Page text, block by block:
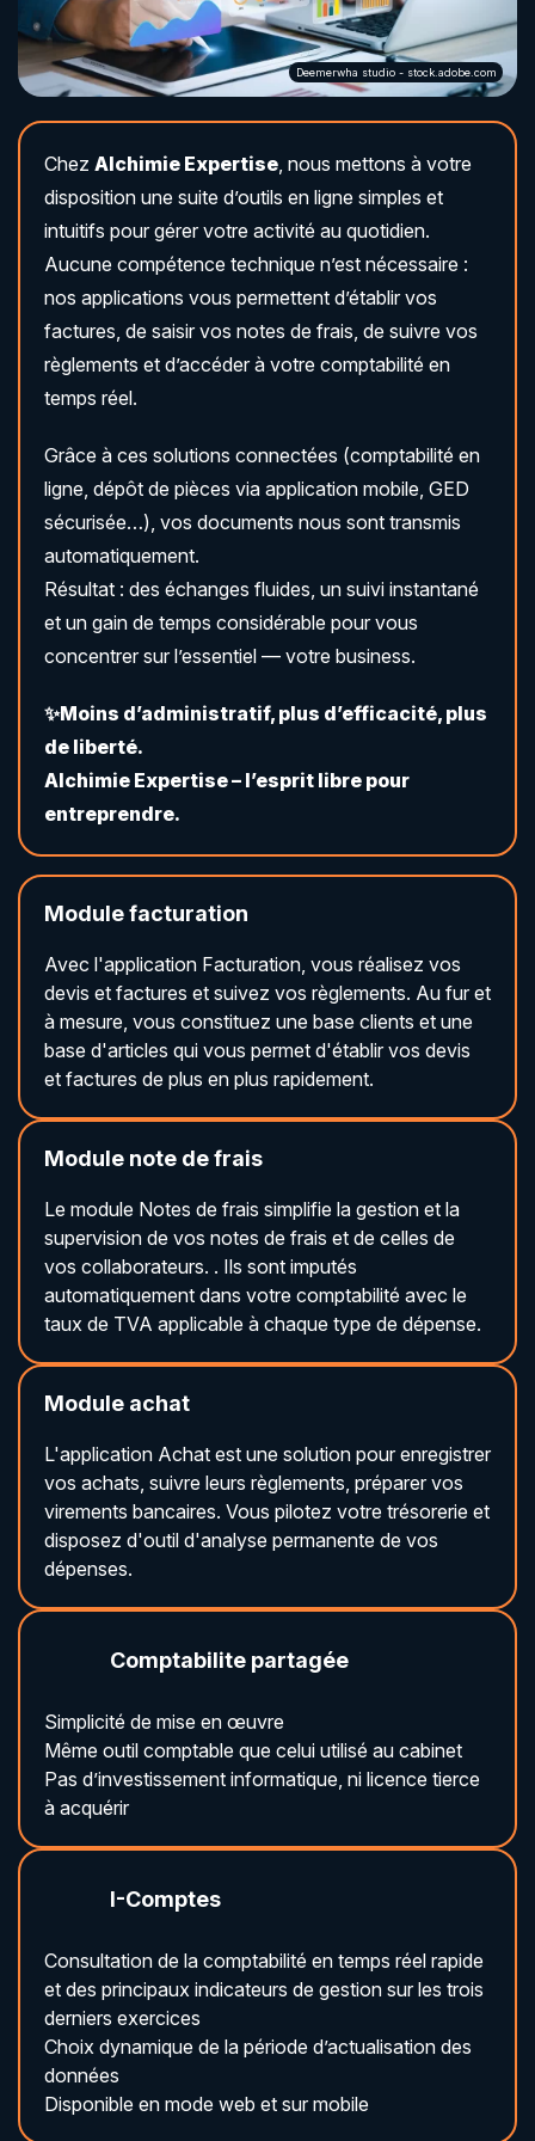
Associations & secteurs à but non lucratif
Échéancier
Simulateurs Deemerwha studio - stock.adobe.com
Chez Alchimie Expertise, nous mettons à votre
disposition une suite d’outils en ligne simples et
intuitifs pour gérer votre activité au quotidien.
Aucune compétence technique n’est nécessaire :
nos applications vous permettent d’établir vos
factures, de saisir vos notes de frais, de suivre vos
règlements et d’accéder à votre comptabilité en
temps réel.
Grâce à ces solutions connectées (comptabilité en
ligne, dépôt de pièces via application mobile, GED
sécurisée…), vos documents nous sont transmis
automatiquement.
Résultat : des échanges fluides, un suivi instantané
et un gain de temps considérable pour vous
concentrer sur l’essentiel — votre business.
✨Moins d’administratif, plus d’efficacité, plus
de liberté.
Alchimie Expertise – l’esprit libre pour
entreprendre.
Module facturation
Avec l'application Facturation, vous réalisez vos
devis et factures et suivez vos règlements. Au fur et
à mesure, vous constituez une base clients et une
base d'articles qui vous permet d'établir vos devis
et factures de plus en plus rapidement.
Module note de frais
Le module Notes de frais simplifie la gestion et la
supervision de vos notes de frais et de celles de
vos collaborateurs. . Ils sont imputés
automatiquement dans votre comptabilité avec le
taux de TVA applicable à chaque type de dépense.
Module achat
L'application Achat est une solution pour enregistrer
vos achats, suivre leurs règlements, préparer vos
virements bancaires. Vous pilotez votre trésorerie et
disposez d'outil d'analyse permanente de vos
dépenses.
Comptabilite partagée
Simplicité de mise en œuvre
Même outil comptable que celui utilisé au cabinet
Pas d’investissement informatique, ni licence tierce
à acquérir
I-Comptes
Consultation de la comptabilité en temps réel rapide
et des principaux indicateurs de gestion sur les trois
derniers exercices
Choix dynamique de la période d’actualisation des
données
Disponible en mode web et sur mobile